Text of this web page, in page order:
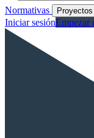
Normativas Proyectos
Iniciar sesiónEmpezar